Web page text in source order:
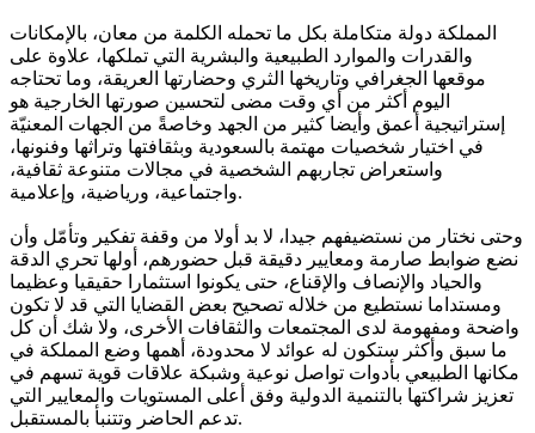
المملكة دولة متكاملة بكل ما تحمله الكلمة من معان، بالإمكانات
والقدرات والموارد الطبيعية والبشرية التي تملكها، علاوة على
موقعها الجغرافي وتاريخها الثري وحضارتها العريقة، وما تحتاجه
اليوم أكثر من أي وقت مضى لتحسين صورتها الخارجية هو
إستراتيجية أعمق وأيضا كثير من الجهد وخاصةً من الجهات المعنيّة
في اختيار شخصيات مهتمة بالسعودية وبثقافتها وتراثها وفنونها،
واستعراض تجاربهم الشخصية في مجالات متنوعة ثقافية،
واجتماعية، ورياضية، وإعلامية.
وحتى نختار من نستضيفهم جيدا، لا بد أولا من وقفة تفكير وتأمّل وأن
نضع ضوابط صارمة ومعايير دقيقة قبل حضورهم، أولها تحري الدقة
والحياد والإنصاف والإقناع، حتى يكونوا استثمارا حقيقيا وعظيما
ومستداما نستطيع من خلاله تصحيح بعض القضايا التي قد لا تكون
واضحة ومفهومة لدى المجتمعات والثقافات الأخرى، ولا شك أن كل
ما سبق وأكثر ستكون له عوائد لا محدودة، أهمها وضع المملكة في
مكانها الطبيعي بأدوات تواصل نوعية وشبكة علاقات قوية تسهم في
تعزيز شراكتها بالتنمية الدولية وفق أعلى المستويات والمعايير التي
تدعم الحاضر وتتنبأ بالمستقبل.